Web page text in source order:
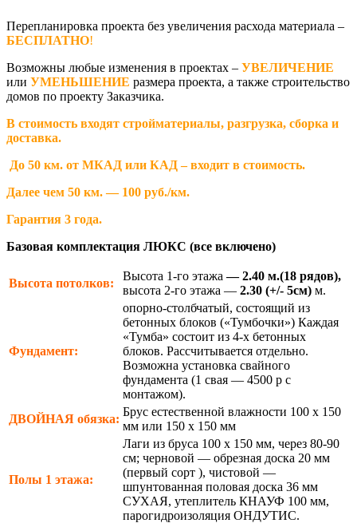
Перепланировка проекта без увеличения расхода материала –
БЕСПЛАТНО!
Возможны любые изменения в проектах – УВЕЛИЧЕНИЕ
или УМЕНЬШЕНИЕ размера проекта, а также строительство
домов по проекту Заказчика.
В стоимость входят стройматериалы, разгрузка, сборка и
доставка.
До 50 км. от МКАД или КАД – входит в стоимость.
Далее чем 50 км. — 100 руб./км.
Гарантия 3 года.
Базовая комплектация ЛЮКС (все включено)
Высота потолков:
Высота 1-го этажа— 2.40 м.(18 рядов),
высота 2-го этажа — 2.30 (+/- 5см) м.
Фундамент:
опорно-столбчатый, состоящий из
бетонных блоков («Тумбочки») Каждая
«Тумба» состоит из 4-х бетонных
блоков. Рассчитывается отдельно.
Возможна установка свайного
фундамента (1 свая — 4500 р с
монтажом).
ДВОЙНАЯ обязка:
Брус естественной влажности 100 х 150
мм или 150 х 150 мм
Полы 1 этажа:
Лаги из бруса 100 х 150 мм, через 80-90
см; черновой — обрезная доска 20 мм
(первый сорт ), чистовой —
шпунтованная половая доска 36 мм
СУХАЯ, утеплитель КНАУФ 100 мм,
парогидроизоляция ОНДУТИС.